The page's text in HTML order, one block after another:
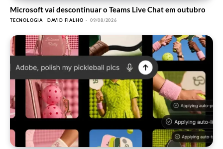
Microsoft vai descontinuar o Teams Live Chat em outubro
TECNOLOGIA DAVID FIALHO - 09/08/2026